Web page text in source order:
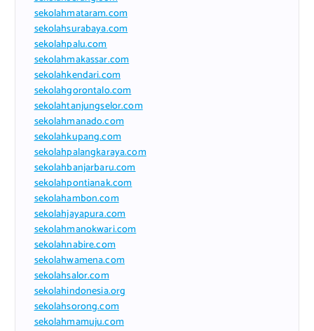
sekolahmataram.com
sekolahsurabaya.com
sekolahpalu.com
sekolahmakassar.com
sekolahkendari.com
sekolahgorontalo.com
sekolahtanjungselor.com
sekolahmanado.com
sekolahkupang.com
sekolahpalangkaraya.com
sekolahbanjarbaru.com
sekolahpontianak.com
sekolahambon.com
sekolahjayapura.com
sekolahmanokwari.com
sekolahnabire.com
sekolahwamena.com
sekolahsalor.com
sekolahindonesia.org
sekolahsorong.com
sekolahmamuju.com